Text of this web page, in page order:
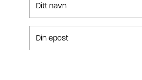
Ditt navn
Din epost